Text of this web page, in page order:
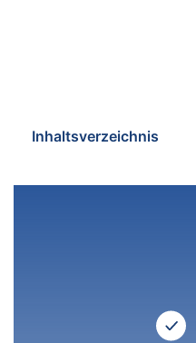
Inhaltsverzeichnis